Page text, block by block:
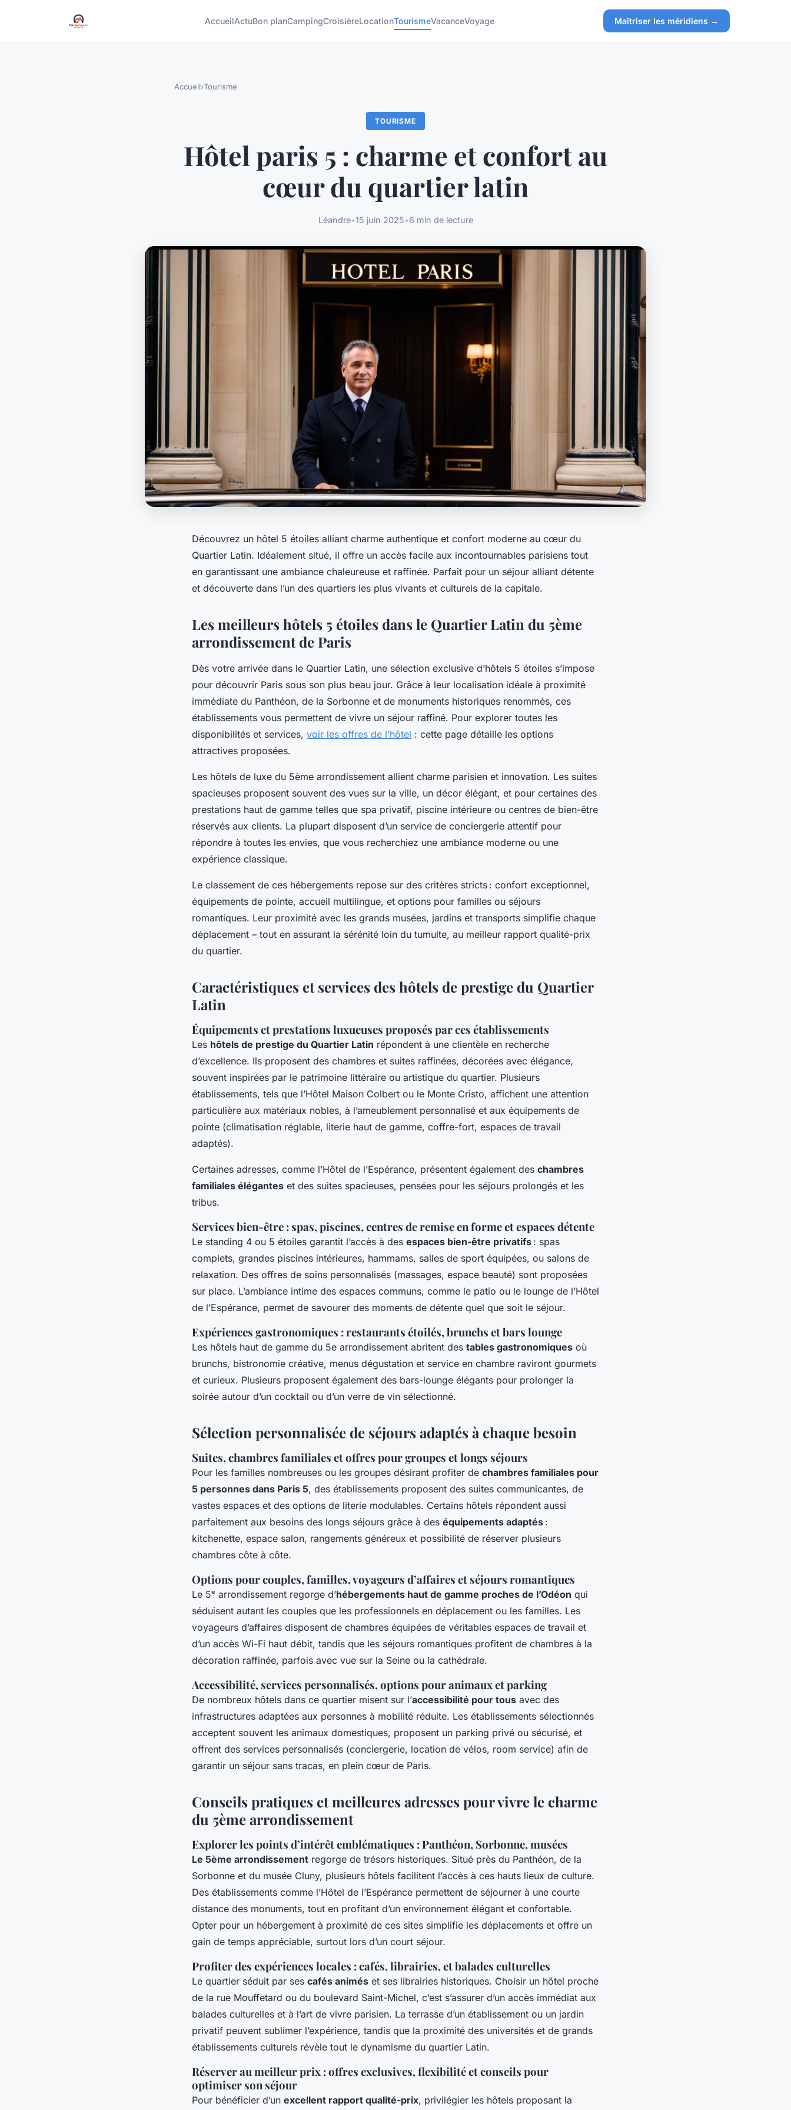
AccueilActuBon planCampingCroisièreLocationTourismeVacanceVoyage Maîtriser les méridiens →
Accueil›Tourisme
TOURISME
Hôtel paris 5 : charme et confort au
cœur du quartier latin
Léandre•15 juin 2025•6 min de lecture
Découvrez un hôtel 5 étoiles alliant charme authentique et confort moderne au cœur du
Quartier Latin. Idéalement situé, il offre un accès facile aux incontournables parisiens tout
en garantissant une ambiance chaleureuse et raffinée. Parfait pour un séjour alliant détente
et découverte dans l’un des quartiers les plus vivants et culturels de la capitale.
Les meilleurs hôtels 5 étoiles dans le Quartier Latin du 5ème
arrondissement de Paris
Dès votre arrivée dans le Quartier Latin, une sélection exclusive d’hôtels 5 étoiles s’impose
pour découvrir Paris sous son plus beau jour. Grâce à leur localisation idéale à proximité
immédiate du Panthéon, de la Sorbonne et de monuments historiques renommés, ces
établissements vous permettent de vivre un séjour raffiné. Pour explorer toutes les
disponibilités et services, voir les offres de l’hôtel : cette page détaille les options
attractives proposées.
Les hôtels de luxe du 5ème arrondissement allient charme parisien et innovation. Les suites
spacieuses proposent souvent des vues sur la ville, un décor élégant, et pour certaines des
prestations haut de gamme telles que spa privatif, piscine intérieure ou centres de bien-être
réservés aux clients. La plupart disposent d’un service de conciergerie attentif pour
répondre à toutes les envies, que vous recherchiez une ambiance moderne ou une
expérience classique.
Le classement de ces hébergements repose sur des critères stricts : confort exceptionnel,
équipements de pointe, accueil multilingue, et options pour familles ou séjours
romantiques. Leur proximité avec les grands musées, jardins et transports simplifie chaque
déplacement – tout en assurant la sérénité loin du tumulte, au meilleur rapport qualité-prix
du quartier.
Caractéristiques et services des hôtels de prestige du Quartier
Latin
Équipements et prestations luxueuses proposés par ces établissements
Les hôtels de prestige du Quartier Latin répondent à une clientèle en recherche
d’excellence. Ils proposent des chambres et suites raffinées, décorées avec élégance,
souvent inspirées par le patrimoine littéraire ou artistique du quartier. Plusieurs
établissements, tels que l’Hôtel Maison Colbert ou le Monte Cristo, affichent une attention
particulière aux matériaux nobles, à l’ameublement personnalisé et aux équipements de
pointe (climatisation réglable, literie haut de gamme, coffre-fort, espaces de travail
adaptés).
Certaines adresses, comme l’Hôtel de l’Espérance, présentent également des chambres
familiales élégantes et des suites spacieuses, pensées pour les séjours prolongés et les
tribus.
Services bien-être : spas, piscines, centres de remise en forme et espaces détente
Le standing 4 ou 5 étoiles garantit l’accès à des espaces bien-être privatifs : spas
complets, grandes piscines intérieures, hammams, salles de sport équipées, ou salons de
relaxation. Des offres de soins personnalisés (massages, espace beauté) sont proposées
sur place. L’ambiance intime des espaces communs, comme le patio ou le lounge de l’Hôtel
de l’Espérance, permet de savourer des moments de détente quel que soit le séjour.
Expériences gastronomiques : restaurants étoilés, brunchs et bars lounge
Les hôtels haut de gamme du 5e arrondissement abritent des tables gastronomiques où
brunchs, bistronomie créative, menus dégustation et service en chambre raviront gourmets
et curieux. Plusieurs proposent également des bars-lounge élégants pour prolonger la
soirée autour d’un cocktail ou d’un verre de vin sélectionné.
Sélection personnalisée de séjours adaptés à chaque besoin
Suites, chambres familiales et offres pour groupes et longs séjours
Pour les familles nombreuses ou les groupes désirant profiter de chambres familiales pour
5 personnes dans Paris 5, des établissements proposent des suites communicantes, de
vastes espaces et des options de literie modulables. Certains hôtels répondent aussi
parfaitement aux besoins des longs séjours grâce à des équipements adaptés :
kitchenette, espace salon, rangements généreux et possibilité de réserver plusieurs
chambres côte à côte.
Options pour couples, familles, voyageurs d’affaires et séjours romantiques
Le 5ᵉ arrondissement regorge d’hébergements haut de gamme proches de l’Odéon qui
séduisent autant les couples que les professionnels en déplacement ou les familles. Les
voyageurs d’affaires disposent de chambres équipées de véritables espaces de travail et
d’un accès Wi-Fi haut débit, tandis que les séjours romantiques profitent de chambres à la
décoration raffinée, parfois avec vue sur la Seine ou la cathédrale.
Accessibilité, services personnalisés, options pour animaux et parking
De nombreux hôtels dans ce quartier misent sur l’accessibilité pour tous avec des
infrastructures adaptées aux personnes à mobilité réduite. Les établissements sélectionnés
acceptent souvent les animaux domestiques, proposent un parking privé ou sécurisé, et
offrent des services personnalisés (conciergerie, location de vélos, room service) afin de
garantir un séjour sans tracas, en plein cœur de Paris.
Conseils pratiques et meilleures adresses pour vivre le charme
du 5ème arrondissement
Explorer les points d’intérêt emblématiques : Panthéon, Sorbonne, musées
Le 5ème arrondissement regorge de trésors historiques. Situé près du Panthéon, de la
Sorbonne et du musée Cluny, plusieurs hôtels facilitent l’accès à ces hauts lieux de culture.
Des établissements comme l’Hôtel de l’Espérance permettent de séjourner à une courte
distance des monuments, tout en profitant d’un environnement élégant et confortable.
Opter pour un hébergement à proximité de ces sites simplifie les déplacements et offre un
gain de temps appréciable, surtout lors d’un court séjour.
Profiter des expériences locales : cafés, librairies, et balades culturelles
Le quartier séduit par ses cafés animés et ses librairies historiques. Choisir un hôtel proche
de la rue Mouffetard ou du boulevard Saint-Michel, c’est s’assurer d’un accès immédiat aux
balades culturelles et à l’art de vivre parisien. La terrasse d’un établissement ou un jardin
privatif peuvent sublimer l’expérience, tandis que la proximité des universités et de grands
établissements culturels révèle tout le dynamisme du quartier Latin.
Réserver au meilleur prix : offres exclusives, flexibilité et conseils pour
optimiser son séjour
Pour bénéficier d’un excellent rapport qualité-prix, privilégier les hôtels proposant la